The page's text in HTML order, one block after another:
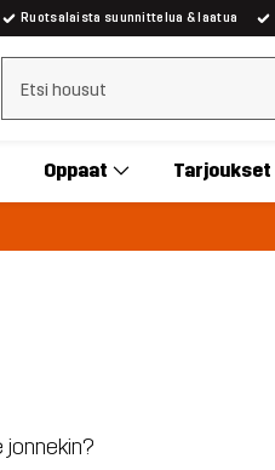
Ruotsalaista suunnittelua & laatua
Tyhjennä haku
Oppaat Tarjoukset
jonnekin?